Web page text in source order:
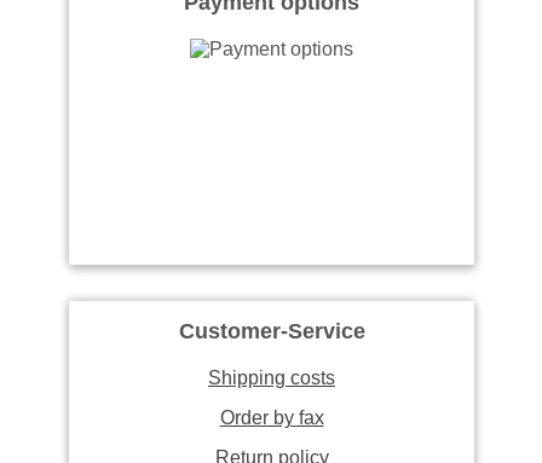
Customer-Service
Shipping costs
Order by fax
Return policy